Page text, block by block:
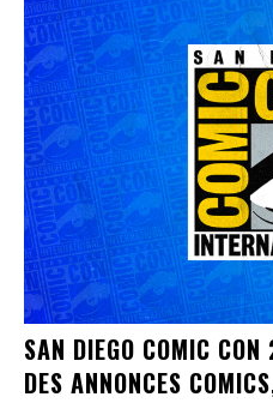
SAN DIEGO COMIC
DES ANNONCES